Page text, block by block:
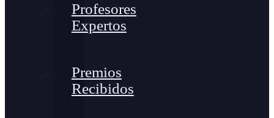
Profesores
Expertos
Premios
Recibidos